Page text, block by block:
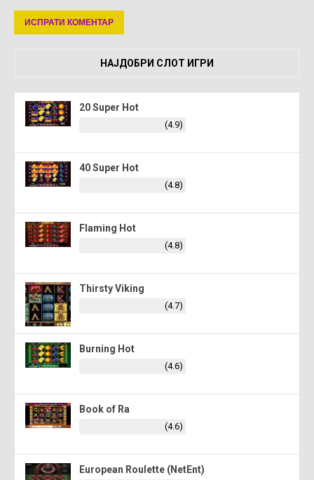
НАЈДОБРИ СЛОТ ИГРИ
20 Super Hot
(4.9)
40 Super Hot
(4.8)
Flaming Hot
(4.8)
Thirsty Viking
(4.7)
Burning Hot
(4.6)
Book of Ra
(4.6)
European Roulette (NetEnt)